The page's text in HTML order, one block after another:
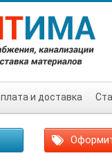
и доставка